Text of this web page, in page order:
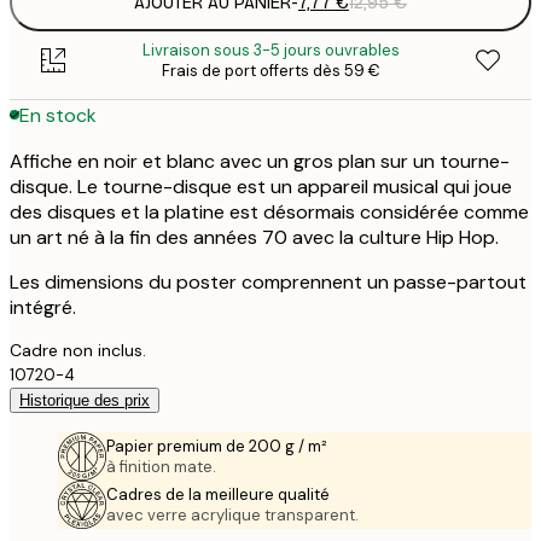
Livraison sous 3-5 jours ouvrables
Frais de port offerts dès 59 €
En stock
Affiche en noir et blanc avec un gros plan sur un tourne-
disque. Le tourne-disque est un appareil musical qui joue
des disques et la platine est désormais considérée comme
un art né à la fin des années 70 avec la culture Hip Hop.
Les dimensions du poster comprennent un passe-partout
intégré.
Cadre non inclus.
10720-4
Historique des prix
Papier premium de 200 g / m²
à finition mate.
Cadres de la meilleure qualité
avec verre acrylique transparent.